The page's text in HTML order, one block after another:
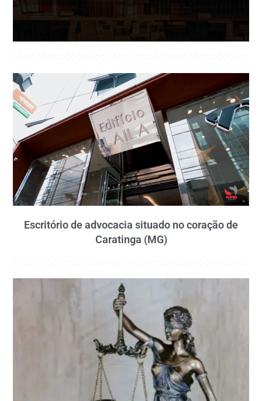
Escritório de advocacia situado no coração de
Caratinga (MG)